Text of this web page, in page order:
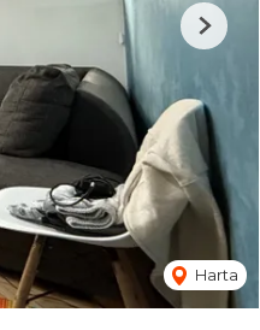
Harta
Next